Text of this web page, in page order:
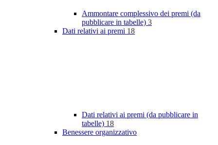
Ammontare complessivo dei premi (da
pubblicare in tabelle) 3
Dati relativi ai premi 18
Dati relativi ai premi (da pubblicare in
tabelle) 18
Benessere organizzativo